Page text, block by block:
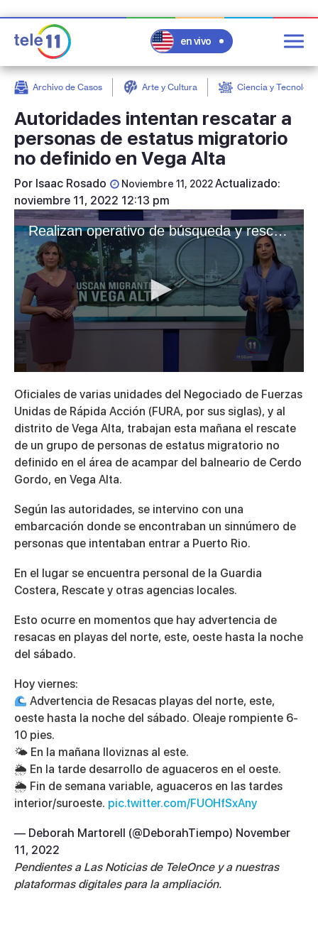
en vivo
Archivo de Casos Arte y Cultura Ciencia y
Autoridades intentan rescatar a
personas de estatus migratorio
no definido en Vega Alta
Por Isaac Rosado Noviembre 11, 2022Actualizado:
noviembre 11, 2022 12:13 pm
Realizan operativo de búsqueda y rescate de migrantes en Vega Alta
seconds
of
4
minutes,
32
seconds
Oficiales de varias unidades del Negociado de Fuerzas
Unidas de Rápida Acción (FURA, por sus siglas), y al
distrito de Vega Alta, trabajan esta mañana el rescate
de un grupo de personas de estatus migratorio no
definido en el área de acampar del balneario de Cerdo
Gordo, en Vega Alta.
Según las autoridades, se intervino con una
embarcación donde se encontraban un sinnúmero de
personas que intentaban entrar a Puerto Rio.
En el lugar se encuentra personal de la Guardia
Costera, Rescate y otras agencias locales.
Esto ocurre en momentos que hay advertencia de
resacas en playas del norte, este, oeste hasta la noche
del sábado.
Hoy viernes:
Advertencia de Resacas playas del norte, este,
oeste hasta la noche del sábado. Oleaje rompiente 6-
10 pies.
🌤 En la mañana lloviznas al este.
🌦 En la tarde desarrollo de aguaceros en el oeste.
🌦 Fin de semana variable, aguaceros en las tardes
interior/suroeste. pic.twitter.com/FUOHfSxAny
— Deborah Martorell (@DeborahTiempo) November
11, 2022
Pendientes a Las Noticias de TeleOnce y a nuestras
plataformas digitales para la ampliación.
post